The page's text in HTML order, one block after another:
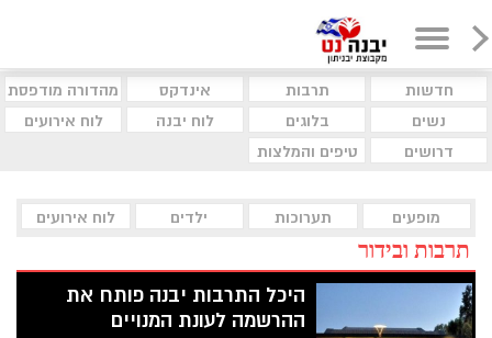
חדשות תרבות אינדקס
מהדורה מודפסת
נשים
בלוגים לוח יבנה
לוח אירועים
דרושים
טיפים והמלצות
מופעים תערוכות ילדים לוח אירועים
תרבות ובידור
היכל התרבות יבנה פותח את
ההרשמה לעונת המנויים